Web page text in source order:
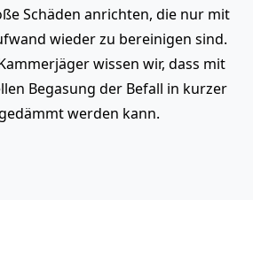
Schäden anrichten, die nur mit
wieder zu bereinigen sind.
wissen wir, dass mit
Begasung der Befall in kurzer
werden kann.